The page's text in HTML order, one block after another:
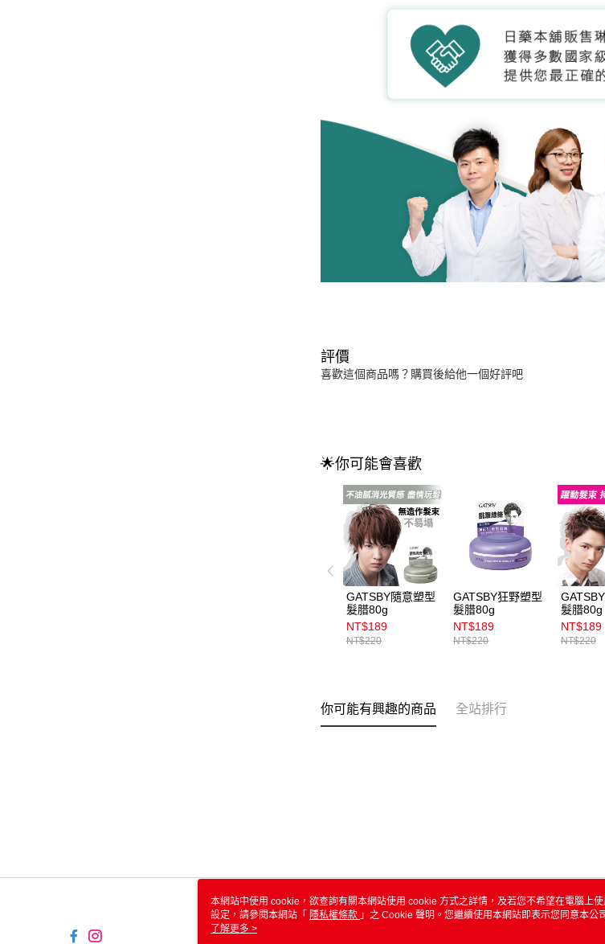
評價
喜歡這個商品嗎？購買後給他一個好評吧
🌟你可能會喜歡
GATSBY隨意塑型
髮腊80g
NT$189
NT$220
GATSBY狂野塑型
髮腊80g
NT$189
NT$220
髮腊80g
NT$189
NT$220
你可能有興趣的商品 全站排行
關於我們
本網站中使用 cookie，欲查詢有關本網站使用 cookie 方式之詳情，及若您不希望在電腦上
設定，請參閱本網站「 隱私權條款 」之 Cookie 聲明。您繼續使用本網站即表示您同意本公
使用 cookie。
了解更多 >